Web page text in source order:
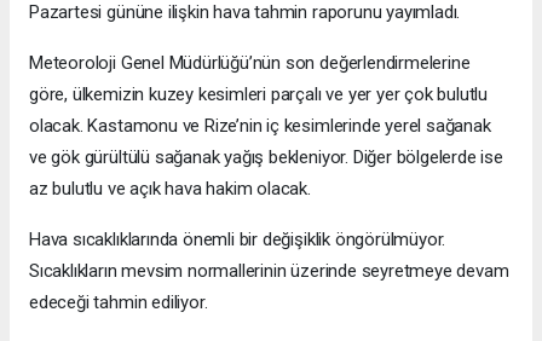
Pazartesi gününe ilişkin hava tahmin raporunu yayımladı.
Meteoroloji Genel Müdürlüğü’nün son değerlendirmelerine
göre, ülkemizin kuzey kesimleri parçalı ve yer yer çok bulutlu
olacak. Kastamonu ve Rize’nin iç kesimlerinde yerel sağanak
ve gök gürültülü sağanak yağış bekleniyor. Diğer bölgelerde ise
az bulutlu ve açık hava hakim olacak.
Hava sıcaklıklarında önemli bir değişiklik öngörülmüyor.
Sıcaklıkların mevsim normallerinin üzerinde seyretmeye devam
edeceği tahmin ediliyor.